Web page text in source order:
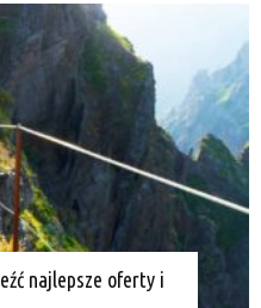
najlepsze oferty i